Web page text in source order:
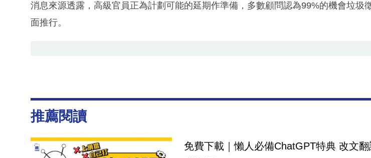
消息來源透露，高級官員正為計劃可能的延期作準備，多數顧問認為99%的機會垃圾
面推行。
推薦閱讀
免費下載｜懶人必備ChatGPT特典 改文